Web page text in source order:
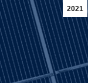
2021